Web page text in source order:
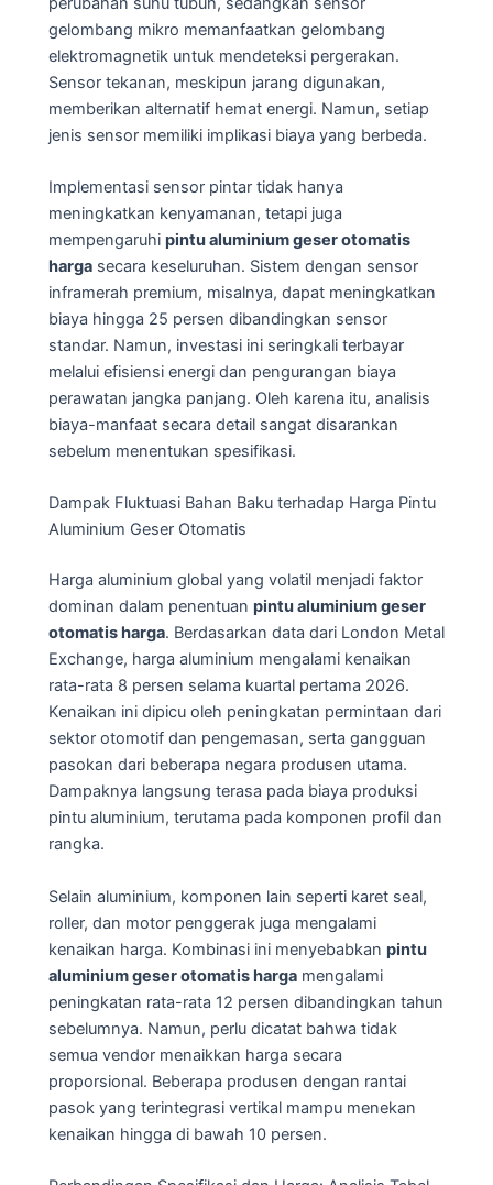
gelombang mikro memanfaatkan gelombang
elektromagnetik untuk mendeteksi pergerakan.
Sensor tekanan, meskipun jarang digunakan,
memberikan alternatif hemat energi. Namun, setiap
jenis sensor memiliki implikasi biaya yang berbeda.
Implementasi sensor pintar tidak hanya
meningkatkan kenyamanan, tetapi juga
mempengaruhi pintu aluminium geser otomatis
harga secara keseluruhan. Sistem dengan sensor
inframerah premium, misalnya, dapat meningkatkan
biaya hingga 25 persen dibandingkan sensor
standar. Namun, investasi ini seringkali terbayar
melalui efisiensi energi dan pengurangan biaya
perawatan jangka panjang. Oleh karena itu, analisis
biaya-manfaat secara detail sangat disarankan
sebelum menentukan spesifikasi.
Dampak Fluktuasi Bahan Baku terhadap Harga Pintu
Aluminium Geser Otomatis
Harga aluminium global yang volatil menjadi faktor
dominan dalam penentuan pintu aluminium geser
otomatis harga. Berdasarkan data dari London Metal
Exchange, harga aluminium mengalami kenaikan
rata-rata 8 persen selama kuartal pertama 2026.
Kenaikan ini dipicu oleh peningkatan permintaan dari
sektor otomotif dan pengemasan, serta gangguan
pasokan dari beberapa negara produsen utama.
Dampaknya langsung terasa pada biaya produksi
pintu aluminium, terutama pada komponen profil dan
rangka.
Selain aluminium, komponen lain seperti karet seal,
roller, dan motor penggerak juga mengalami
kenaikan harga. Kombinasi ini menyebabkan pintu
aluminium geser otomatis harga mengalami
peningkatan rata-rata 12 persen dibandingkan tahun
sebelumnya. Namun, perlu dicatat bahwa tidak
semua vendor menaikkan harga secara
proporsional. Beberapa produsen dengan rantai
pasok yang terintegrasi vertikal mampu menekan
kenaikan hingga di bawah 10 persen.